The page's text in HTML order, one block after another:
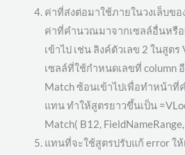
ค่าที่ส่งต่อมาใช้ภายในวงเล็บขอ
ค่าที่คำนวณมาจากเซลล์อื่นหรื
เข้าไป เช่น ลิงค์ตัวเลข 2 ในสูต
เซลล์ที่ใช้กำหนดเลขที่ column
Match ซ้อนเข้าไปเพื่อทำหน้าที่
แทน ทำให้สูตรยาวขึ้นเป็น
Match( B12,
แทนที่จะใช้สูตรปรับแก้ error ใ